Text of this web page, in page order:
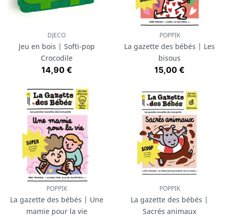
DJECO
Jeu en bois | Softi-pop
Crocodile
Prix
14,90 €
POPPIK
La gazette des bébés | Les
bisous
Prix
15,00 €
POPPIK
La gazette des bébés | Une
mamie pour la vie
POPPIK
La gazette des bébés |
Sacrés animaux